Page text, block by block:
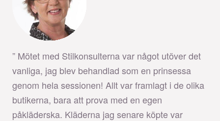
” Mötet med Stilkonsulterna var något utöver det
vanliga, jag blev behandlad som en prinsessa
genom hela sessionen! Allt var framlagt i de olika
butikerna, bara att prova med en egen
påkläderska. Kläderna jag senare köpte var